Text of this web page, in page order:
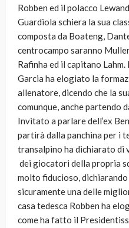
Robben ed il polacco
Guardiola schiera la sua
composta da Boateng,
centrocampo saranno
Rafinha ed il capitano
Garcia ha elogiato la
allenatore, dicendo che la
comunque, anche partendo
Invitato a parlare dell’ex
partirà dalla panchina per i
transalpino ha dichiarato di
dei giocatori della propria
molto fiducioso, dichiarando
sicuramente una delle
casa tedesca Robben ha
come ha fatto il